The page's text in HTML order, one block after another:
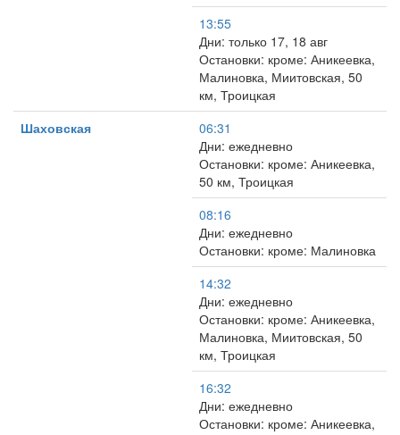
13:55
Дни: только 17, 18 авг
Остановки: кроме: Аникеевка,
Малиновка, Миитовская, 50
км, Троицкая
Шаховская
06:31
Дни: ежедневно
Остановки: кроме: Аникеевка,
50 км, Троицкая
08:16
Дни: ежедневно
Остановки: кроме: Малиновка
14:32
Дни: ежедневно
Остановки: кроме: Аникеевка,
Малиновка, Миитовская, 50
км, Троицкая
16:32
Дни: ежедневно
Остановки: кроме: Аникеевка,